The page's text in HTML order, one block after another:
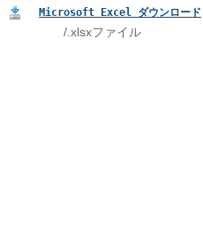
Microsoft Excel ダウンロード
/.xlsxファイル